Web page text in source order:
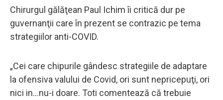
Chirurgul gălăţean Paul Ichim îi critică dur pe
guvernanţii care în prezent se contrazic pe tema
strategiilor anti-COVID.
„Cei care chipurile gândesc strategiile de adaptare
la ofensiva valului de Covid, ori sunt nepricepuţi, ori
nici in...nu-i doare. Toti comentează că trebuie